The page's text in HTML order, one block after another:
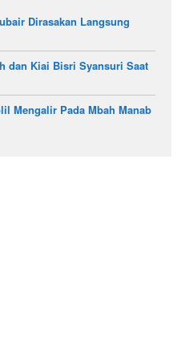
Dirasakan Langsung
dan Kiai Bisri Syansuri Saat
Mengalir Pada Mbah Manab